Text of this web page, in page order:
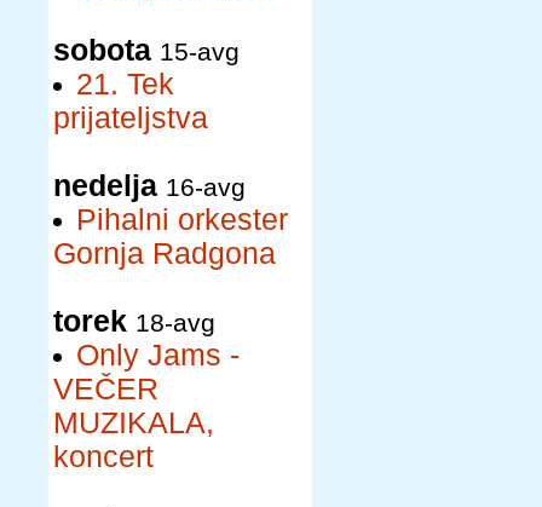
sobota 15-avg
21. Tek
prijateljstva
nedelja 16-avg
Pihalni orkester
Gornja Radgona
torek 18-avg
Only Jams -
VEČER
MUZIKALA,
koncert